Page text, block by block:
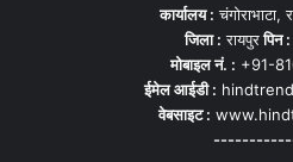
कार्यालय : चंगोराभाटा,
जिला : रायपुरपिन :
मोबाइल नं. : +91-
ईमेल आईडी :
वेबसाइट :